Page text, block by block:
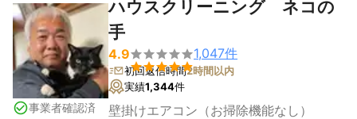
事業者確認済
ハウスクリーニング ネコの
手
4.9

1,047件
初回返信時間2時間以内
実績1,344件
壁掛けエアコン（お掃除機能なし）